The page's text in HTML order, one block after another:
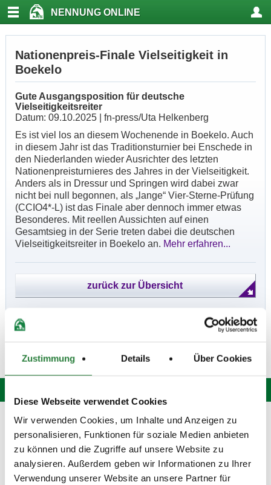
Zustimmung Details Über Cookies
Diese Webseite verwendet Cookies
Wir verwenden Cookies, um Inhalte und Anzeigen zu
personalisieren, Funktionen für soziale Medien anbieten
zu können und die Zugriffe auf unsere Website zu
analysieren. Außerdem geben wir Informationen zu Ihrer
Verwendung unserer Website an unsere Partner für
NENNUNG ONLINE
Nationenpreis-Finale Vielseitigkeit in
Boekelo
Gute Ausgangsposition für deutsche
Vielseitigkeitsreiter
Datum: 09.10.2025 | fn-press/Uta Helkenberg
Es ist viel los an diesem Wochenende in Boekelo. Auch
in diesem Jahr ist das Traditionsturnier bei Enschede in
den Niederlanden wieder Ausrichter des letzten
Nationenpreisturnieres des Jahres in der Vielseitigkeit.
Anders als in Dressur und Springen wird dabei zwar
nicht bei null begonnen, als „lange“ Vier-Sterne-Prüfung
(CCIO4*-L) ist das Finale aber dennoch immer etwas
Besonderes. Mit reellen Aussichten auf einen
Gesamtsieg in der Serie treten dabei die deutschen
Vielseitigkeitsreiter in Boekelo an. Mehr erfahren...
Hotline: 0 900 / 18 12 345
(Festnetzpreis: 0,69 Euro / Min.)*
Mo. bis Fr. von 9:00 bis 20:00 Uhr
Sa. von 9:00 bis 15:00 Uhr
oder senden Sie uns eine